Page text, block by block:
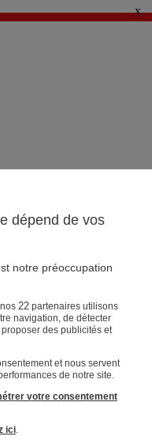
-60%* ✨
x
dépend de vos
notre préoccupation
22partenaires utilisons
navigation, de détecter
des publicités et
et nous servent
de notre site.
votre consentement
ici.